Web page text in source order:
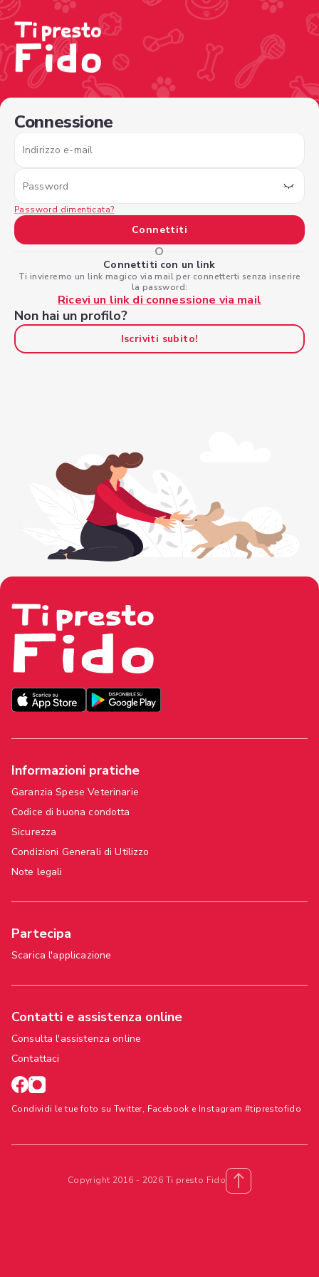
Connessione
Indirizzo e-mail
Password
Password dimenticata?
Connettiti
O
Connettiti con un link
Ti invieremo un link magico via mail per connetterti senza inserire
la password:
Ricevi un link di connessione via mail
Non hai un profilo?
Iscriviti subito!
Informazioni pratiche
Garanzia Spese Veterinarie
Codice di buona condotta
Sicurezza
Condizioni Generali di Utilizzo
Note legali
Partecipa
Scarica l'applicazione
Contatti e assistenza online
Consulta l'assistenza online
Contattaci
Condividi le tue foto su Twitter, Facebook e Instagram #tiprestofido
Copyright 2016 - 2026 Ti presto Fido
/sign-in?nextPage=%2Fview-profile%2F18e8ca1f-b433-